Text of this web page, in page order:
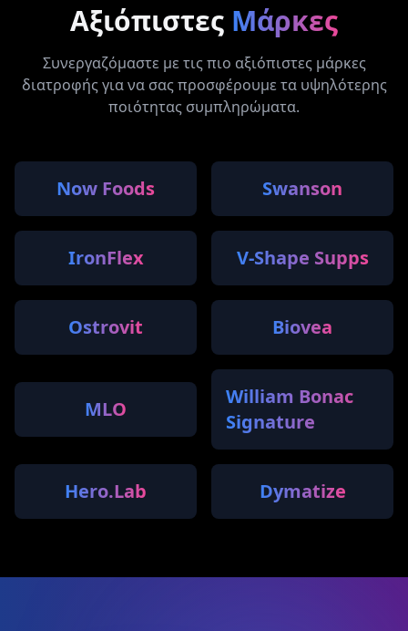
Αξιόπιστες Μάρκες
Συνεργαζόμαστε με τις πιο αξιόπιστες μάρκες
διατροφής για να σας προσφέρουμε τα υψηλότερης
ποιότητας συμπληρώματα.
Now Foods Swanson
IronFlex V-Shape Supps
Ostrovit Biovea
MLO
William Bonac
Signature
Hero.Lab Dymatize